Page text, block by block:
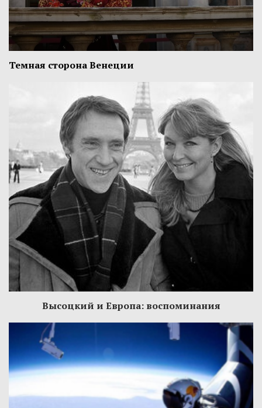
Темная сторона Венеции
Высоцкий и Европа: воспоминания